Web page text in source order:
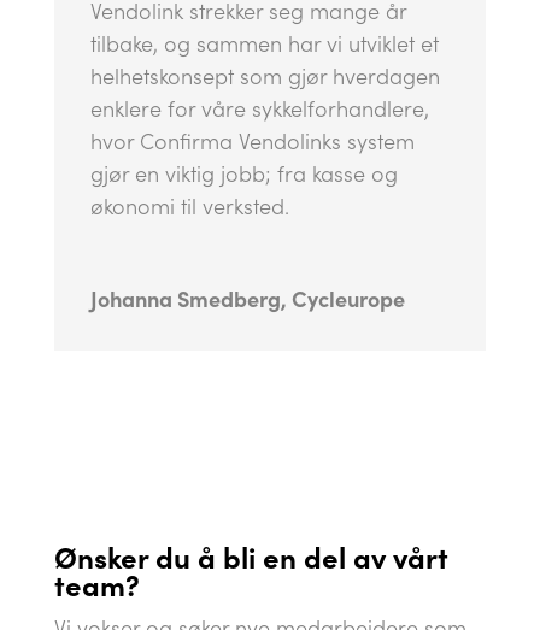
Vendolink strekker seg mange år
tilbake, og sammen har vi utviklet et
helhetskonsept som gjør hverdagen
enklere for våre sykkelforhandlere,
hvor Confirma Vendolinks system
gjør en viktig jobb; fra kasse og
økonomi til verksted.
Johanna Smedberg, Cycleurope
Ønsker du å bli en del av vårt
team?